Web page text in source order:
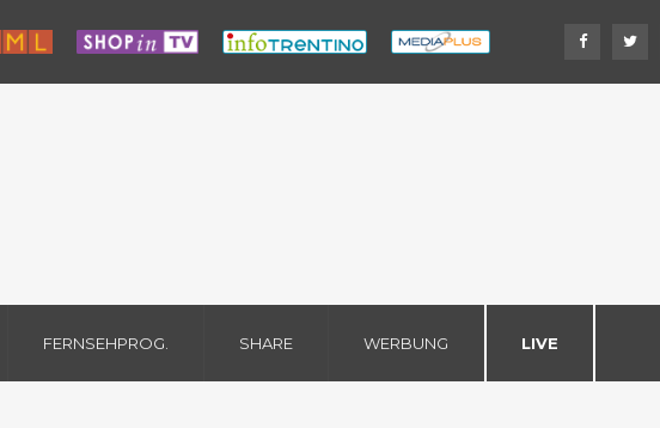
FERNSEHPROG. SHARE WERBUNG LIVE